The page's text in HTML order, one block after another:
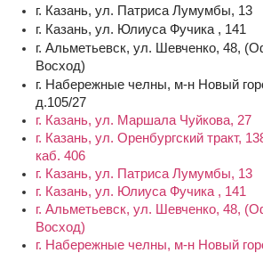
г. Казань, ул. Патриса Лумумбы, 13
г. Казань, ул. Юлиуса Фучика , 141
г. Альметьевск, ул. Шевченко, 48,
Восход)
г. Набережные челны, м-н Новый
д.105/27
г. Казань, ул. Маршала Чуйкова, 27
г. Казань, ул. Оренбургский тракт,
каб. 406
г. Казань, ул. Патриса Лумумбы, 13
г. Казань, ул. Юлиуса Фучика , 141
г. Альметьевск, ул. Шевченко, 48,
Восход)
г. Набережные челны, м-н Новый